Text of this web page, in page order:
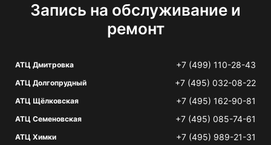
Запись на обслуживание и
ремонт
АТЦ Дмитровка +7 (499) 110-28-43
АТЦ Долгопрудный +7 (495) 032-08-22
АТЦ Щёлковская +7 (495) 162-90-81
АТЦ Семеновская +7 (495) 085-74-61
АТЦ Химки +7 (495) 989-21-31